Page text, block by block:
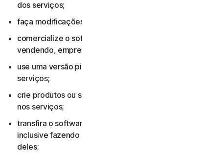
dos serviços;
faça modificações ao software ou aos serviços;
comercialize o software ou os serviços, inclusive os
vendendo, emprestando ou alugando;
use uma versão pirateada do software ou dos
serviços;
crie produtos ou serviços baseados no software ou
nos serviços;
transfira o software ou serviços para outras pessoas,
inclusive fazendo sublicenciamento ou atribuição
deles;